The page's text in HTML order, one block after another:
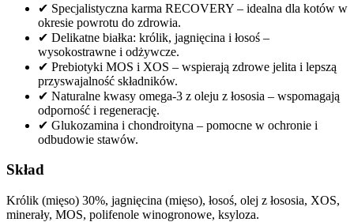
✔ Specjalistyczna karma RECOVERY – idealna dla kotów w
okresie powrotu do zdrowia.
✔ Delikatne białka: królik, jagnięcina i łosoś –
wysokostrawne i odżywcze.
✔ Prebiotyki MOS i XOS – wspierają zdrowe jelita i lepszą
przyswajalność składników.
✔ Naturalne kwasy omega-3 z oleju z łososia – wspomagają
odporność i regenerację.
✔ Glukozamina i chondroityna – pomocne w ochronie i
odbudowie stawów.
Skład
Królik (mięso) 30%, jagnięcina (mięso), łosoś, olej z łososia, XOS,
minerały, MOS, polifenole winogronowe, ksyloza.